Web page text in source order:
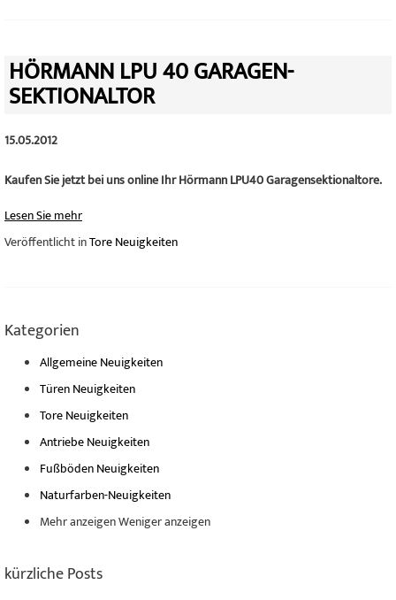
HÖRMANN LPU 40 GARAGEN-
SEKTIONALTOR
15.05.2012
Kaufen Sie jetzt bei uns online Ihr Hörmann LPU40 Garagensektionaltore.
Lesen Sie mehr
Veröffentlicht inTore Neuigkeiten
Kategorien
Allgemeine Neuigkeiten
Türen Neuigkeiten
Tore Neuigkeiten
Antriebe Neuigkeiten
Fußböden Neuigkeiten
Naturfarben-Neuigkeiten
Mehr anzeigenWeniger anzeigen
kürzliche Posts